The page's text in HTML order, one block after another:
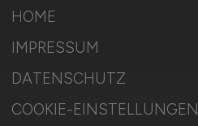
HOME
IMPRESSUM
DATENSCHUTZ
COOKIE-EINSTELLUNGEN